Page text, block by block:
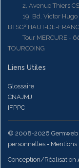
2, Avenue Thiers CS
19, Bd. Victor Hugo
BTSG² HAUT-DE-
Tour MERCURE -
TOURCOING
Liens Utiles
Glossaire
CNAJMJ
IFPPC
© 2008-2026 Gemweb
personnelles - Mentions
Conception/Réalisation